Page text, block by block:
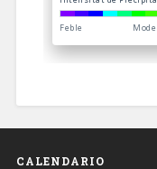
CALENDARIO